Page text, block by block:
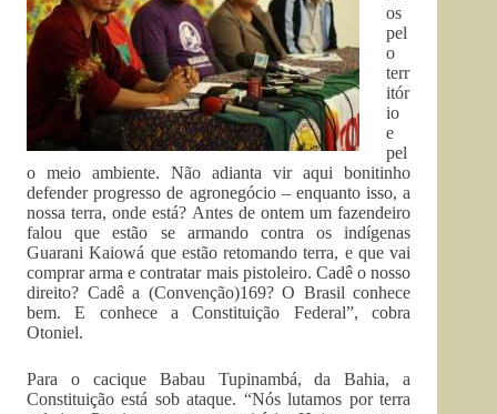
os
pel
o
terr
itór
io
e
pel
o meio ambiente. Não adianta vir aqui bonitinho
defender progresso de agronegócio – enquanto isso, a
nossa terra, onde está? Antes de ontem um fazendeiro
falou que estão se armando contra os indígenas
Guarani Kaiowá que estão retomando terra, e que vai
comprar arma e contratar mais pistoleiro. Cadê o nosso
direito? Cadê a (Convenção)169? O Brasil conhece
bem. E conhece a Constituição Federal”, cobra
Otoniel.
Para o cacique Babau Tupinambá, da Bahia, a
Constituição está sob ataque. “Nós lutamos por terra